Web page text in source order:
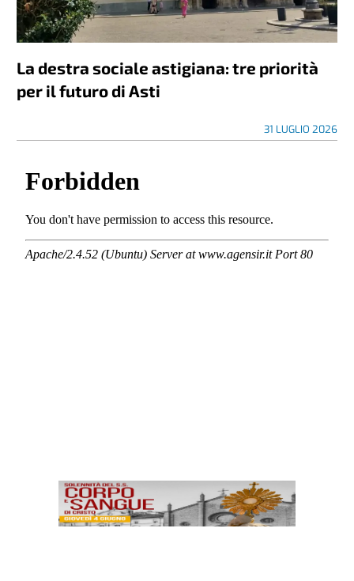
La destra sociale astigiana: tre priorità
per il futuro di Asti
31 LUGLIO 2026